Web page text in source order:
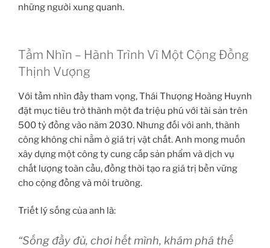
những người xung quanh.
Tầm Nhìn – Hành Trình Vì Một Cộng Đồng
Thịnh Vượng
Với tầm nhìn đầy tham vọng, Thái Thượng Hoàng Huynh
đặt mục tiêu trở thành một đa triệu phú với tài sản trên
500 tỷ đồng vào năm 2030. Nhưng đối với anh, thành
công không chỉ nằm ở giá trị vật chất. Anh mong muốn
xây dựng một công ty cung cấp sản phẩm và dịch vụ
chất lượng toàn cầu, đồng thời tạo ra giá trị bền vững
cho cộng đồng và môi trường.
Triết lý sống của anh là:
“Sống đầy đủ, chơi hết mình, khám phá thế